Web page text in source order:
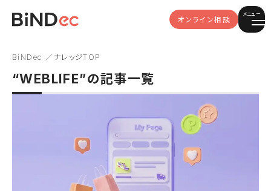
オンライン相談
メニュー
OMO 事例
BiNDec ナレッジTOP
“WEBLIFE”の記事一覧